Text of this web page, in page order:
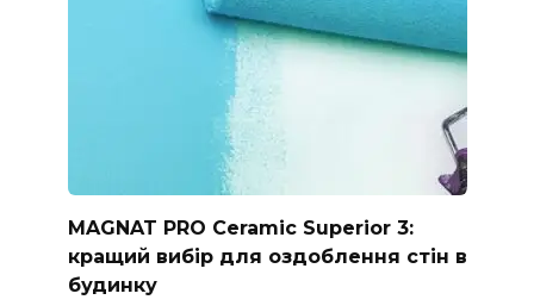
MAGNAT PRO Ceramic Superior 3:
кращий вибір для оздоблення стін в
будинку